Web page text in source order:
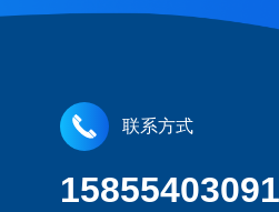
联系方式
15855403091